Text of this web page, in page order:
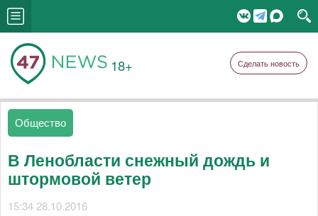
18+ Сделать новость
Общество
В Ленобласти снежный дождь и
штормовой ветер
15:34 28.10.2016